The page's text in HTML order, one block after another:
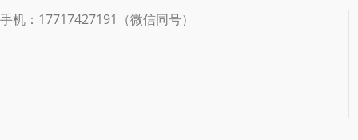
手机：17717427191（微信同号）